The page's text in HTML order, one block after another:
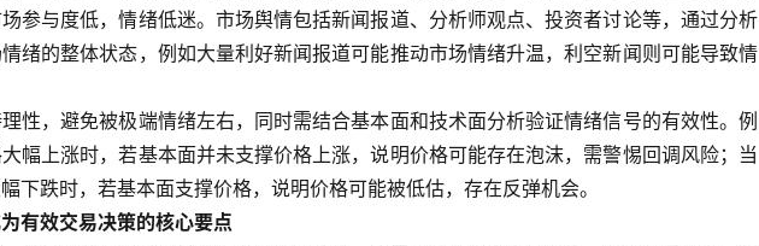
参与度低，情绪低迷。市场舆情包括新闻报道、分析师观点、投资者讨论等，通过分析
绪的整体状态，例如大量利好新闻报道可能推动市场情绪升温，利空新闻则可能导致情
性，避免被极端情绪左右，同时需结合基本面和技术面分析验证情绪信号的有效性。例
幅上涨时，若基本面并未支撑价格上涨，说明价格可能存在泡沫，需警惕回调风险；当
下跌时，若基本面支撑价格，说明价格可能被低估，存在反弹机会。
有效交易决策的核心要点